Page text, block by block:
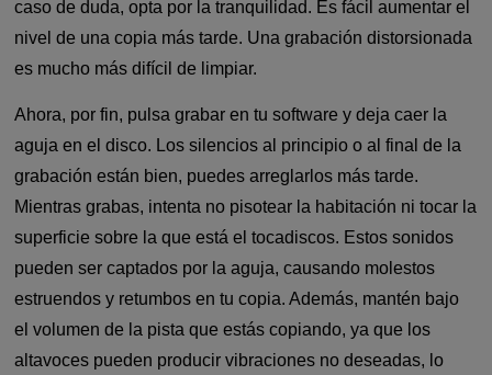
caso de duda, opta por la tranquilidad. Es fácil aumentar el
nivel de una copia más tarde. Una grabación distorsionada
es mucho más difícil de limpiar.
Ahora, por fin, pulsa grabar en tu software y deja caer la
aguja en el disco. Los silencios al principio o al final de la
grabación están bien, puedes arreglarlos más tarde.
Mientras grabas, intenta no pisotear la habitación ni tocar la
superficie sobre la que está el tocadiscos. Estos sonidos
pueden ser captados por la aguja, causando molestos
estruendos y retumbos en tu copia. Además, mantén bajo
el volumen de la pista que estás copiando, ya que los
altavoces pueden producir vibraciones no deseadas, lo